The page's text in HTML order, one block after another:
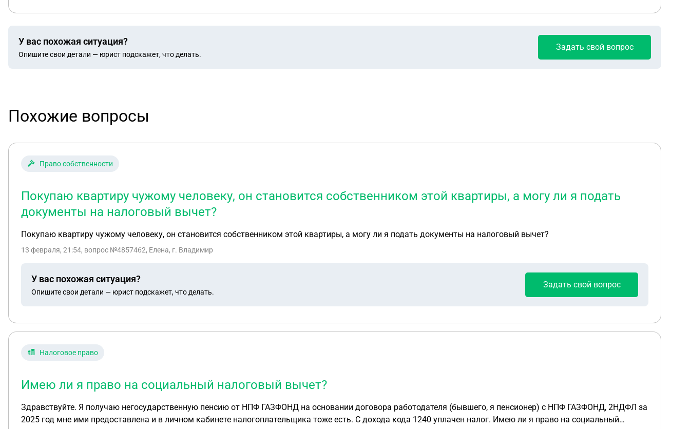
У вас похожая ситуация?
Опишите свои детали — юрист подскажет, что делать.
Задать свой вопрос
Похожие вопросы
Право собственности
Покупаю квартиру чужому человеку, он становится собственником этой квартиры, а могу ли я подать
документы на налоговый вычет?
Покупаю квартиру чужому человеку, он становится собственником этой квартиры, а могу ли я подать документы на налоговый вычет?
13 февраля, 21:54, вопрос №4857462, Елена, г. Владимир
У вас похожая ситуация?
Опишите свои детали — юрист подскажет, что делать.
Задать свой вопрос
Налоговое право
Имею ли я право на социальный налоговый вычет?
Здравствуйте. Я получаю негосударственную пенсию от НПФ ГАЗФОНД на основании договора работодателя (бывшего, я пенсионер) с НПФ ГАЗФОНД, 2НДФЛ за
2025 год мне ими предоставлена и в личном кабинете налогоплательщика тоже есть. С дохода кода 1240 уплачен налог. Имею ли я право на социальный